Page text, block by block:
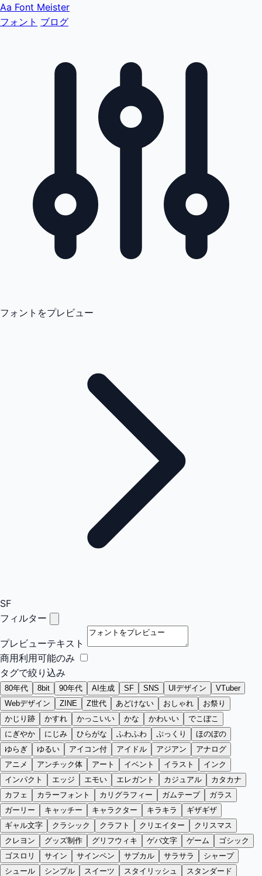
Aa Font Meister
フォント ブログ
フォントをプレビュー
SF
フィルター
プレビューテキスト
商用利用可能のみ
タグで絞り込み
80年代 8bit 90年代 AI生成 SF SNS UIデザイン
VTuber
Webデザイン
ZINE Z世代 あどけない おしゃれ
お祭り
かじり跡
かすれ かっこいい かな かわいい
でこぼこ
にぎやか
にじみ ひらがな ふわふわ ぷっくり
ほのぼの
ゆらぎ
ゆるい アイコン付 アイドル アジアン
アナログ
アニメ
アンチック体 アート イベント イラスト
インク
インパクト
エッジ エモい エレガント カジュアル
カタカナ
カフェ
カラーフォント カリグラフィー ガムテープ
ガラス
ガーリー
キャッチー キャラクター キラキラ
ギザギザ
ギャル文字
クラシック クラフト クリエイター
クリスマス
クレヨン
グッズ制作 グリフウィキ ゲバ文字 ゲーム
ゴシック
ゴスロリ
サイン サインペン サブカル サラサラ
シャープ
シュール
シンプル スイーツ スタイリッシュ
スタンダード